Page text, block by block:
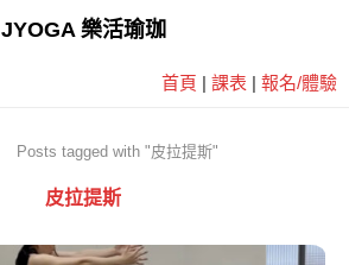
JYOGA 樂活瑜珈
首頁 | 課表 | 報名/體驗
Posts tagged with "皮拉提斯"
皮拉提斯